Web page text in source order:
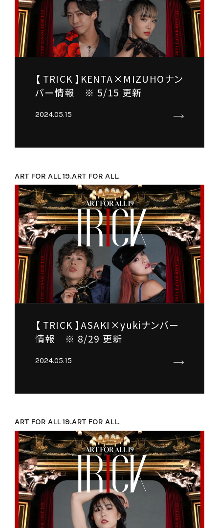
【 TRICK 】KENTA×MIZUHOナン
バー情報 ※ 5/15 更新
2024.05.15
ART FOR ALL 19.ART FOR ALL.
【 TRICK 】ASAKI×yukiナンバー
情報 ※ 8/29 更新
2024.05.15
ART FOR ALL 19.ART FOR ALL.